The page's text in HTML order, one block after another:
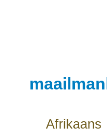
Afrikaans